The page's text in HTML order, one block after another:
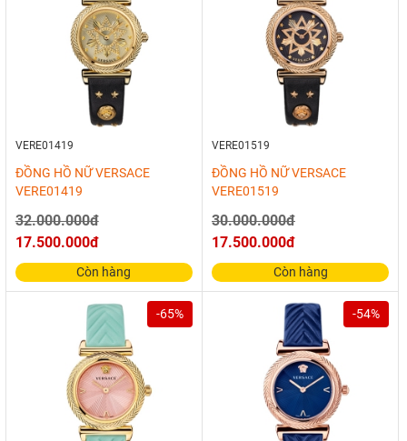
VERE01419
ĐỒNG HỒ NỮ VERSACE
VERE01419
32.000.000đ
17.500.000đ
Còn hàng
VERE01519
ĐỒNG HỒ NỮ VERSACE
VERE01519
30.000.000đ
17.500.000đ
Còn hàng
-65% -54%